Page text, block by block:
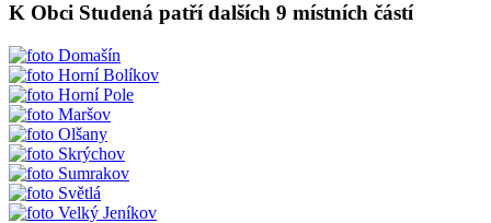
K Obci Studená patří dalších 9 místních částí
Domašín
Horní Bolíkov
Horní Pole
Maršov
Olšany
Skrýchov
Sumrakov
Světlá
Velký Jeníkov